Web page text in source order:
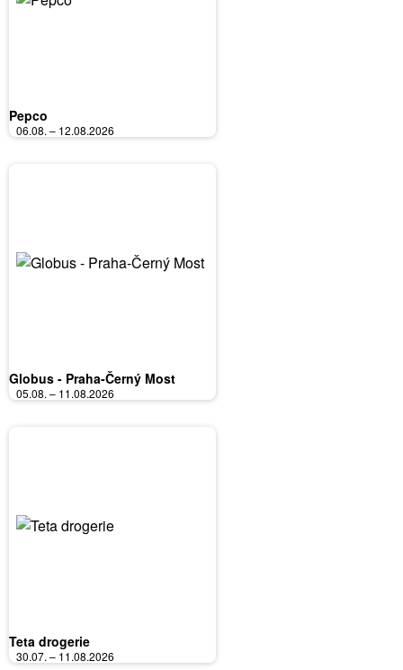
Pepco
06.08. – 12.08.2026
Globus - Praha-Černý Most
05.08. – 11.08.2026
Teta drogerie
30.07. – 11.08.2026